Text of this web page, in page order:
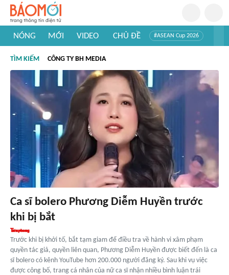
NÓNG MỚI VIDEO CHỦ ĐỀ #ASEAN Cup 2026
#Khám phá thế giới
TÌM KIẾM CÔNG TY BH MEDIA
Ca sĩ bolero Phương Diễm Huyền trước
khi bị bắt
Trước khi bị khởi tố, bắt tạm giam để điều tra về hành vi xâm phạm
quyền tác giả, quyền liên quan, Phương Diễm Huyền được biết đến là ca
sĩ bolero có kênh YouTube hơn 200.000 người đăng ký. Sau khi vụ việc
được công bố, trang cá nhân của nữ ca sĩ nhận nhiều bình luận trái